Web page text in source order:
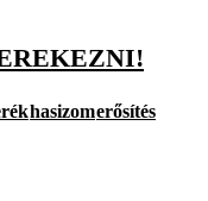
hasizomerősítés